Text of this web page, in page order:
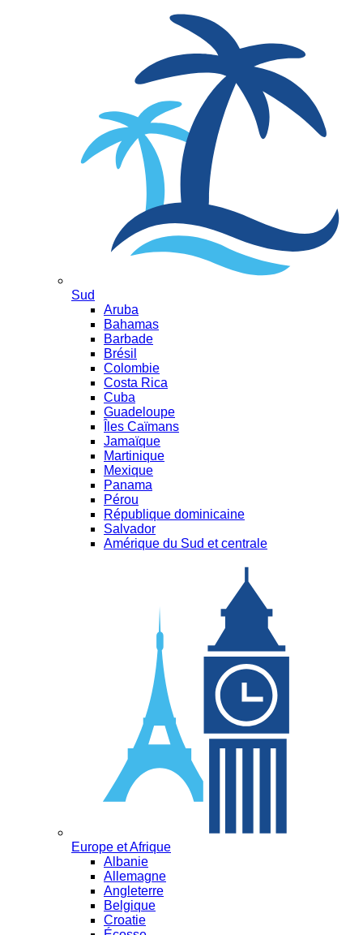
Sud
Aruba
Bahamas
Barbade
Brésil
Colombie
Costa Rica
Cuba
Guadeloupe
Îles Caïmans
Jamaïque
Martinique
Mexique
Panama
Pérou
République dominicaine
Salvador
Amérique du Sud et centrale
Europe et Afrique
Albanie
Allemagne
Angleterre
Belgique
Croatie